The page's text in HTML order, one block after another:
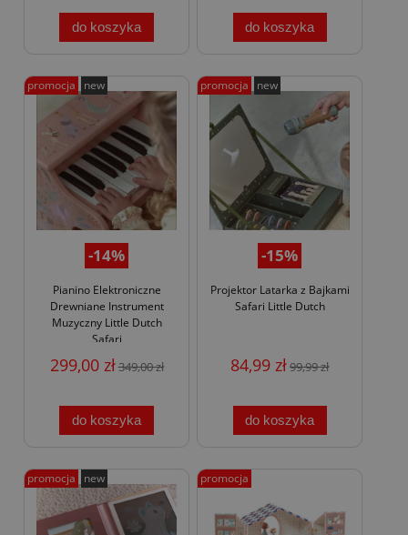
do koszyka do koszyka
-14%
Pianino Elektroniczne
Drewniane Instrument
Muzyczny Little Dutch
Safari
299,00 zł349,00 zł
do koszyka
promocja new
-15%
Projektor Latarka z Bajkami
Safari Little Dutch
84,99 zł99,99 zł
do koszyka
promocja new
promocja new promocja